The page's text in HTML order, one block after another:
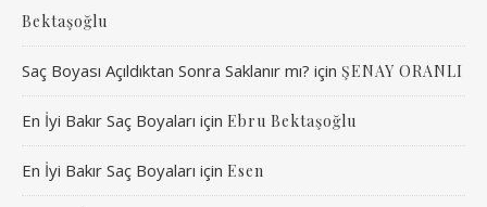
Bektaşoğlu
Saç Boyası Açıldıktan Sonra Saklanır mı? için ŞENAY ORANLI
En İyi Bakır Saç Boyaları için Ebru Bektaşoğlu
En İyi Bakır Saç Boyaları için Esen